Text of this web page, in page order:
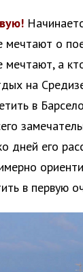
мечтают о
мечтают, а
на
в
дней его
в первую